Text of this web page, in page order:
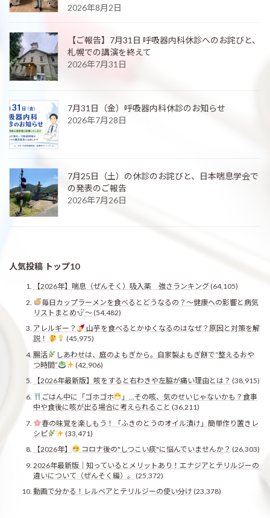
2026年8月2日
【ご報告】7月31日 呼吸器内科休診へのお詫びと、
札幌での講演を終えて
2026年7月31日
7月31日（金）呼吸器内科休診のお知らせ
2026年7月28日
7月25日（土）の休診のお詫びと、日本喘息学会で
の発表のご報告
2026年7月26日
人気投稿 トップ10
【2026年】喘息（ぜんそく）吸入薬 強さランキング(64,105)
毎日カップラーメンを食べるとどうなるの？〜健康への影響と病気
リストまとめ
〜(54,482)
アレルギー？
山芋を食べるとかゆくなるのはなぜ？原因と対策を解
説！
(45,975)
腸活
しあわせは、庭のよもぎから。自家製よもぎ餅で“整えるおや
つ時間”
(42,906)
【2026年最新版】咳をすると右わきや左脇が痛い理由とは？ (38,915)
ごはん中に「ゴホゴホ
」…その咳、気のせいじゃないかも？食事
中や食後に咳が出る場合に考えられること (36,211)
春の味覚を楽しもう！「ふきのとうのオイル漬け」簡単作り置きレ
シピ
(33,471)
【2026年】
コロナ後の"しつこい痰"に悩んでいませんか？ (26,303)
2026年最新版｜知っているとメリットあり！エナジアとテリルジーの
違いについて（ぜんそく編）。
(25,372)
動画で分かる！レルベアとテリルジーの使い分け (23,378)